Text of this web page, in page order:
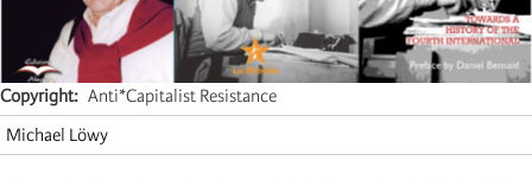
Copyright
Anti*Capitalist Resistance
Michael Löwy